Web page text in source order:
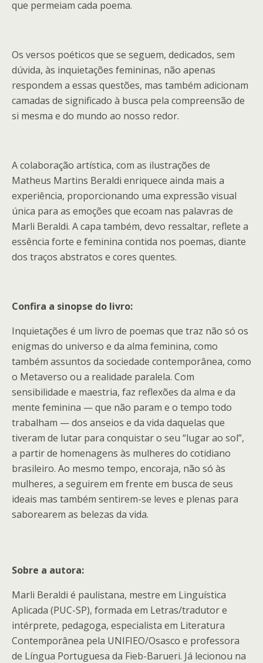
que permeiam cada poema.
Os versos poéticos que se seguem, dedicados, sem
dúvida, às inquietações femininas, não apenas
respondem a essas questões, mas também adicionam
camadas de significado à busca pela compreensão de
si mesma e do mundo ao nosso redor.
A colaboração artística, com as ilustrações de
Matheus Martins Beraldi enriquece ainda mais a
experiência, proporcionando uma expressão visual
única para as emoções que ecoam nas palavras de
Marli Beraldi. A capa também, devo ressaltar, reflete a
essência forte e feminina contida nos poemas, diante
dos traços abstratos e cores quentes.
Confira a sinopse do livro:
Inquietações é um livro de poemas que traz não só os
enigmas do universo e da alma feminina, como
também assuntos da sociedade contemporânea, como
o Metaverso ou a realidade paralela. Com
sensibilidade e maestria, faz reflexões da alma e da
mente feminina — que não param e o tempo todo
trabalham — dos anseios e da vida daquelas que
tiveram de lutar para conquistar o seu “lugar ao sol”,
a partir de homenagens às mulheres do cotidiano
brasileiro. Ao mesmo tempo, encoraja, não só às
mulheres, a seguirem em frente em busca de seus
ideais mas também sentirem-se leves e plenas para
saborearem as belezas da vida.
Sobre a autora:
Marli Beraldi é paulistana, mestre em Linguística
Aplicada (PUC-SP), formada em Letras/tradutor e
intérprete, pedagoga, especialista em Literatura
Contemporânea pela UNIFIEO/Osasco e professora
de Língua Portuguesa da Fieb-Barueri. Já lecionou na